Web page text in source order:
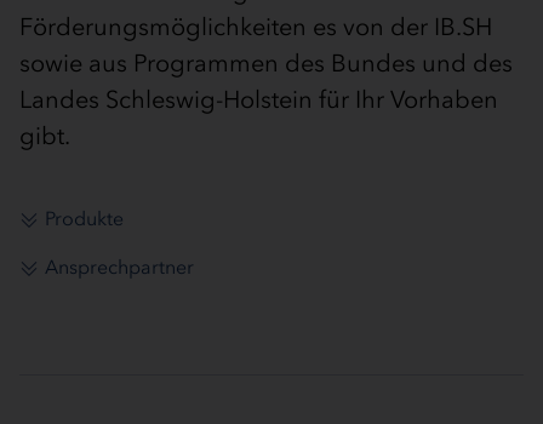
Förderungsmöglichkeiten es von der IB.SH
sowie aus Programmen des Bundes und des
Landes Schleswig-Holstein für Ihr Vorhaben
gibt.
Produkte
Ansprechpartner